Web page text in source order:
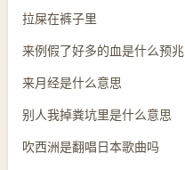
拉屎在裤子里
来例假了好多的血是什么预兆
来月经是什么意思
别人我掉粪坑里是什么意思
吹西洲是翻唱日本歌曲吗